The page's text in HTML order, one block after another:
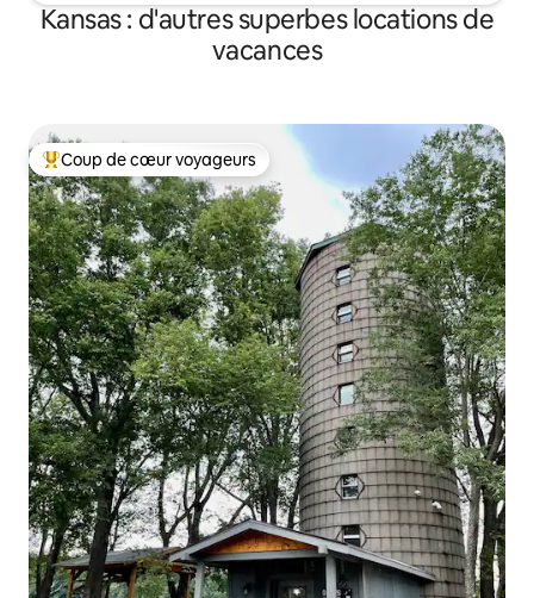
Kansas : d'autres superbes locations de
vacances
Coups de cœur voyageurs les plus appréciés
Coup de cœur voyageurs